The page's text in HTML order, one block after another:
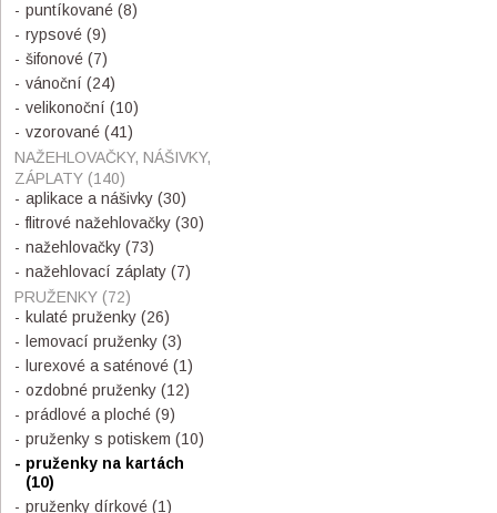
puntíkované (8)
rypsové (9)
šifonové (7)
vánoční (24)
velikonoční (10)
vzorované (41)
NAŽEHLOVAČKY, NÁŠIVKY,
ZÁPLATY (140)
aplikace a nášivky (30)
flitrové nažehlovačky (30)
nažehlovačky (73)
nažehlovací záplaty (7)
PRUŽENKY (72)
kulaté pruženky (26)
lemovací pruženky (3)
lurexové a saténové (1)
ozdobné pruženky (12)
prádlové a ploché (9)
pruženky s potiskem (10)
pruženky na kartách
(10)
pruženky dírkové (1)